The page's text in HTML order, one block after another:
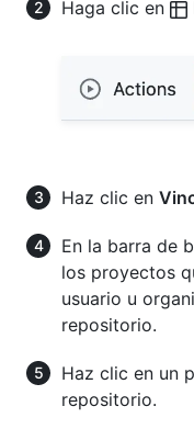
Haga clic en
Haz clic en
En la barra de
los proyectos
usuario u
repositorio.
Haz clic en un
repositorio.